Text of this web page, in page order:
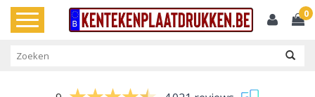
Toggle
navigation
0